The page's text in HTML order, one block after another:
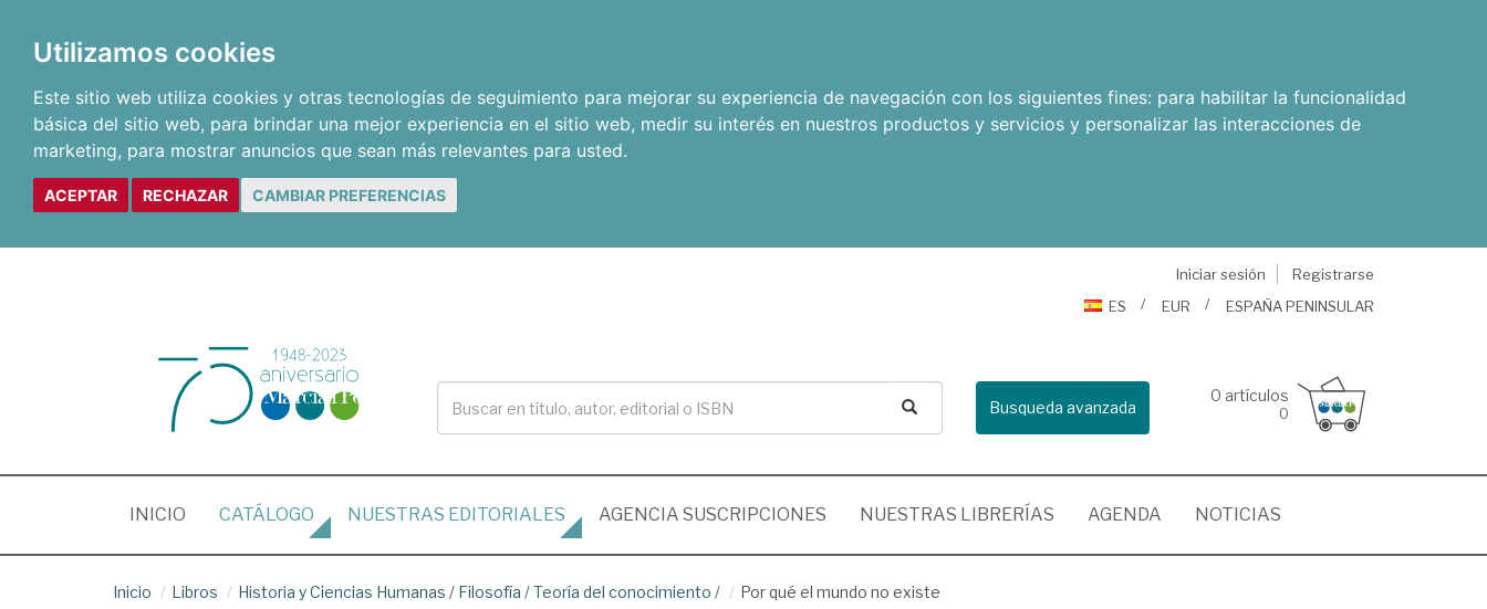
Utilizamos cookies
Este sitio web utiliza cookies y otras tecnologías de seguimiento para mejorar su experiencia de navegación con los siguientes fines: para habilitar la funcionalidad
básica del sitio web, para brindar una mejor experiencia en el sitio web, medir su interés en nuestros productos y servicios y personalizar las interacciones de
marketing, para mostrar anuncios que sean más relevantes para usted.
ACEPTAR RECHAZAR CAMBIAR PREFERENCIAS
Iniciar sesión
Registrarse
ES
EUR ESPAÑA PENINSULAR
Busqueda avanzada
0 artículos
0
INICIO (CURRENT)
CATÁLOGO NUESTRAS EDITORIALES AGENCIA SUSCRIPCIONES NUESTRAS LIBRERÍAS AGENDA NOTICIAS
Inicio Libros Historia y Ciencias Humanas / Filosofía /Teoría del conocimiento / Por qué el mundo no existe